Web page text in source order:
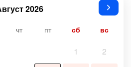
2026
чт пт сб вс
1
2